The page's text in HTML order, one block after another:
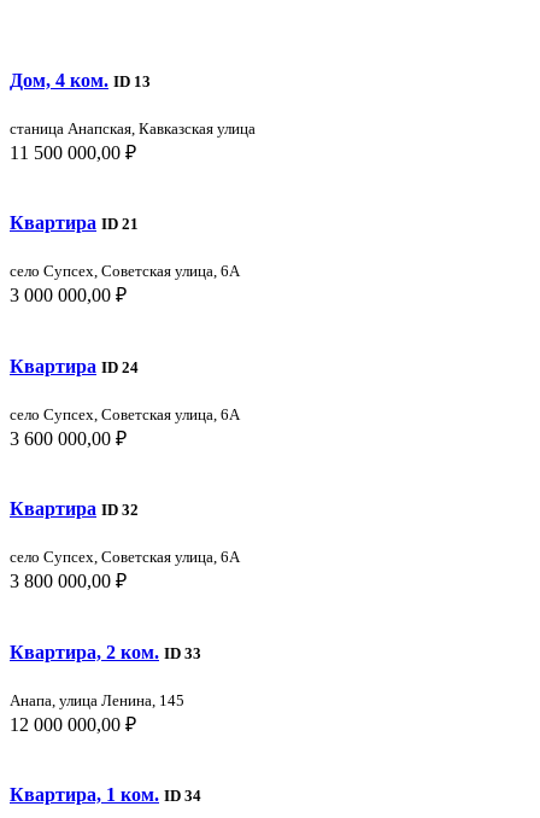
Дом, 4 ком. ID 13
станица Анапская, Кавказская улица
11 500 000,00 ₽
Квартира ID 21
село Супсех, Советская улица, 6А
3 000 000,00 ₽
Квартира ID 24
село Супсех, Советская улица, 6А
3 600 000,00 ₽
Квартира ID 32
село Супсех, Советская улица, 6А
3 800 000,00 ₽
Квартира, 2 ком. ID 33
Анапа, улица Ленина, 145
12 000 000,00 ₽
Квартира, 1 ком. ID 34